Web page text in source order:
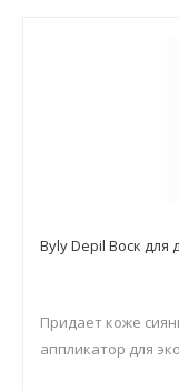
Byly Depil Воск
Придает коже
аппликатор для